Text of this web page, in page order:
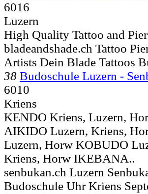
6016
Luzern
High Quality Tattoo and
bladeandshade.ch Tattoo
Artists Dein Blade Tattoos
38 Budoschule Luzern -
6010
Kriens
KENDO Kriens, Luzern,
AIKIDO Luzern, Kriens,
Luzern, Horw KOBUDO
Kriens, Horw IKEBANA..
senbukan.ch Luzern
Budoschule Uhr Kriens